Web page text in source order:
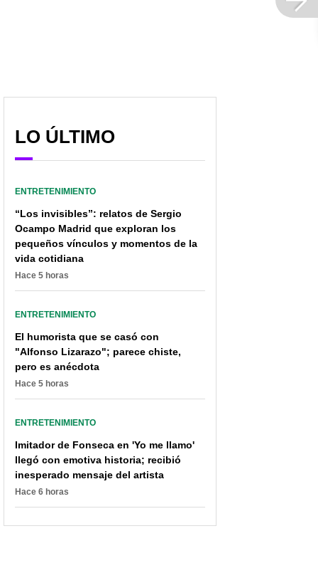
LO ÚLTIMO
ENTRETENIMIENTO
“Los invisibles”: relatos de Sergio
Ocampo Madrid que exploran los
pequeños vínculos y momentos de la
vida cotidiana
Hace 5 horas
ENTRETENIMIENTO
El humorista que se casó con
"Alfonso Lizarazo"; parece chiste,
pero es anécdota
Hace 5 horas
ENTRETENIMIENTO
Imitador de Fonseca en 'Yo me llamo'
llegó con emotiva historia; recibió
inesperado mensaje del artista
Hace 6 horas